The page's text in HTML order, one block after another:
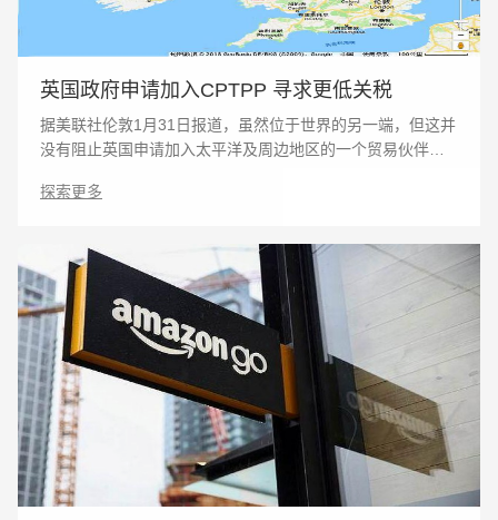
英国政府申请加入CPTPP 寻求更低关税
据美联社伦敦1月31日报道，虽然位于世界的另一端，但这并
没有阻止英国申请加入太平洋及周边地区的一个贸易伙伴关
表示希望加入覆盖11个国家的《全面与进步跨太平
探索更多